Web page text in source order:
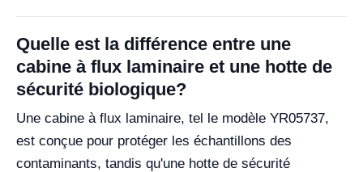
Quelle est la différence entre une
cabine à flux laminaire et une hotte de
sécurité biologique?
Une cabine à flux laminaire, tel le modèle YR05737,
est conçue pour protéger les échantillons des
contaminants, tandis qu'une hotte de sécurité